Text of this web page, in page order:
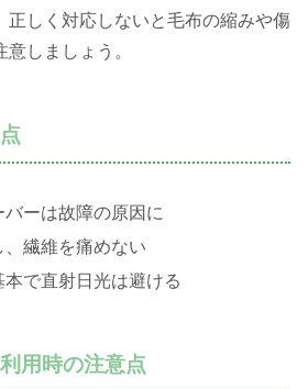
正しく対応しないと毛布の縮みや傷
しましょう。
ーは故障の原因に
繊維を痛めない
で直射日光は避ける
用時の注意点